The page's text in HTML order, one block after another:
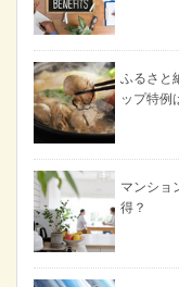
ふるさと
ップ特例
マンショ
得？